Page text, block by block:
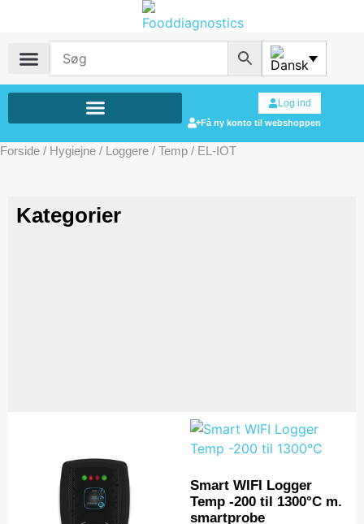
Log ind
Få ny konto til webshoppen
Forside / Hygiejne / Loggere / Temp / EL-IOT
Kategorier
Smart WIFI Logger
Temp -200 til 1300°C m.
smartprobe